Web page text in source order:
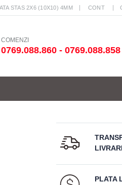
STAS 2X6 (10X10) 4MM CONT
COMENZI
0769.088.860 - 0769.088.858
PLATA